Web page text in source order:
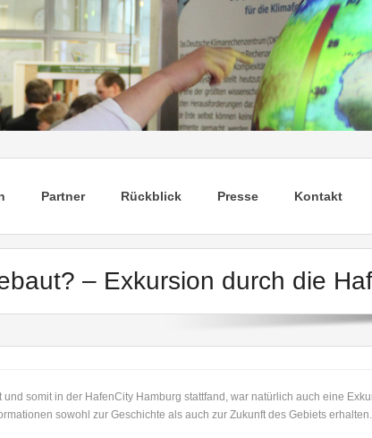
Partner Rückblick Presse Kontakt
– Exkursion durch die
somit in der HafenCity Hamburg stattfand, war natürlich auch eine
sowohl zur Geschichte als auch zur Zukunft des Gebiets erhalten.